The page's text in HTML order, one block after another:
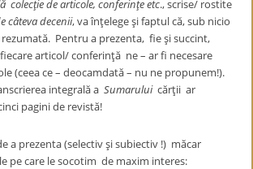
colecţie de articole, conferinţe etc., scrise/ rostite
câteva decenii, va înţelege şi faptul că, sub nicio
Pentru a prezenta, fie şi succint,
articol/ conferinţă ne – ar fi necesare
(ceea ce – deocamdată – nu ne propunem!).
integrală aSumarului cărţii ar
pagini de revistă!
a prezenta (selectiv şi subiectiv !) măcar
pe care le socotim de maxim interes: